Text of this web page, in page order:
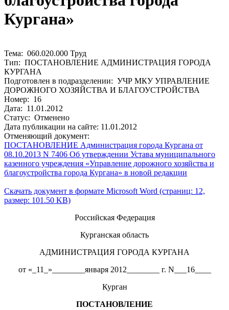
Кургана»
Тема: 060.020.000 Труд
Тип: ПОСТАНОВЛЕНИЕ АДМИНИСТРАЦИЯ ГОРОДА
КУРГАНА
Подготовлен в подразделении: УЧР МКУ УПРАВЛЕНИЕ
ДОРОЖНОГО ХОЗЯЙСТВА И БЛАГОУСТРОЙСТВА
Номер: 16
Дата: 11.01.2012
Статус: Отменено
Дата публикации на сайте: 11.01.2012
Отменяющий документ:
ПОСТАНОВЛЕНИЕ Администрация города Кургана от
08.10.2013 N 7406 Об утверждении Устава муниципального
казенного учреждения «Управление дорожного хозяйства и
благоустройства города Кургана» в новой редакции
Скачать документ в формате Microsoft Word (страниц: 12,
размер: 101.50 KB)
Российская Федерация
Курганская область
АДМИНИСТРАЦИЯ ГОРОДА КУРГАНА
от «_11_»________января 2012________ г. N___16____
Курган
ПОСТАНОВЛЕНИЕ